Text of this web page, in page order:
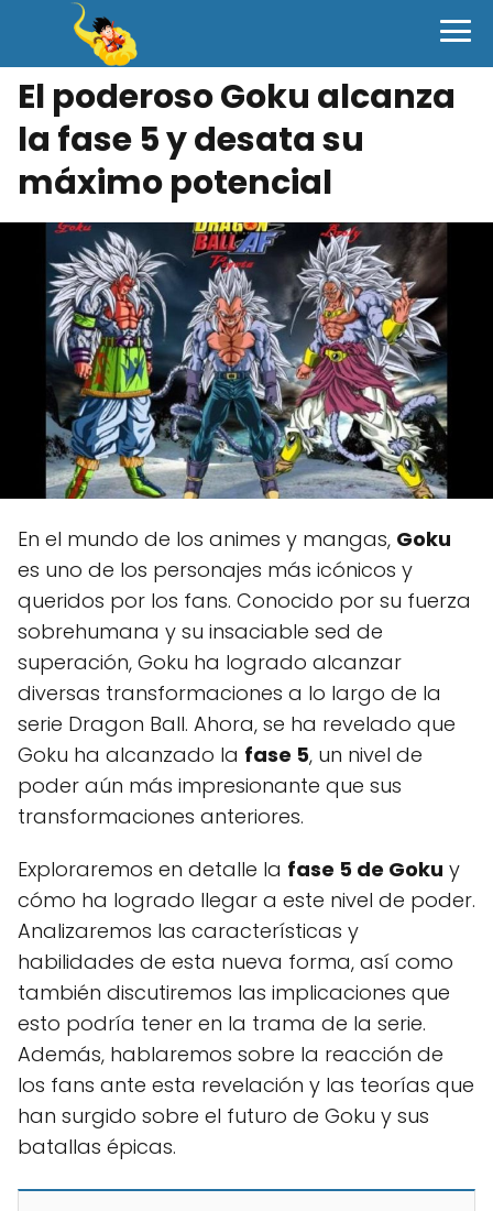
El poderoso Goku alcanza
la fase 5 y desata su
máximo potencial
En el mundo de los animes y mangas, Goku
es uno de los personajes más icónicos y
queridos por los fans. Conocido por su fuerza
sobrehumana y su insaciable sed de
superación, Goku ha logrado alcanzar
diversas transformaciones a lo largo de la
serie Dragon Ball. Ahora, se ha revelado que
Goku ha alcanzado la fase 5, un nivel de
poder aún más impresionante que sus
transformaciones anteriores.
Exploraremos en detalle la fase 5 de Goku y
cómo ha logrado llegar a este nivel de poder.
Analizaremos las características y
habilidades de esta nueva forma, así como
también discutiremos las implicaciones que
esto podría tener en la trama de la serie.
Además, hablaremos sobre la reacción de
los fans ante esta revelación y las teorías que
han surgido sobre el futuro de Goku y sus
batallas épicas.